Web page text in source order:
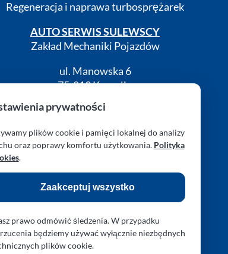
Regeneracja i naprawa turbosprężarek
AUTO SERWIS SULEWSCY
Zakład Mechaniki Pojazdów
ul. Manowska 6
75-819 Koszalin
zachodniopomorskie
Polska
turboklinika.com.pl
RODO (GDPR) Cookies
Obserwuj nas na Facebook
Obserwuj nas na Instagram
Obserwuj nas na Threads
Obserwuj nas przez
prywatności
plików cookie i pamięci lokalnej do analizy
oraz poprawy komfortu użytkowania. Polityka
.
Zaakceptuj wszystko
prawo odmówić śledzenia. W przypadku
będziemy używać wyłącznie niezbędnych
plików cookie.